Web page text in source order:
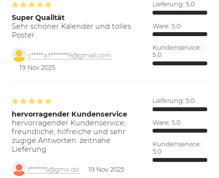
Super Qualität
Sehr schöner Kalender und tolles
Poster.
c*****a.f*******9@gmail.com
19 Nov 2025
Lieferung: 5.0
Ware: 5.0
Kundenservice:
5.0
hervorragender Kundenservice
hervorragender Kundenservice;
freundliche, hilfreiche und sehr
zügige Antworten. zeitnahe
Lieferung
f******5@gmx.de 19 Nov 2025
Lieferung: 5.0
Ware: 5.0
Kundenservice:
5.0